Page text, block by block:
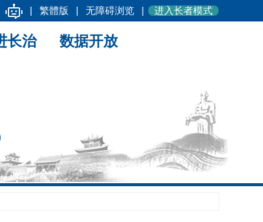
繁體版 无障碍浏览 进入长者模式
长治 数据开放